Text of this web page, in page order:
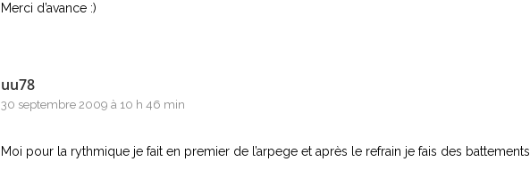
Merci d’avance :)
uu78
30 septembre 2009 à 10 h 46 min
Moi pour la rythmique je fait en premier de l’arpege et après le refrain je fais des battements